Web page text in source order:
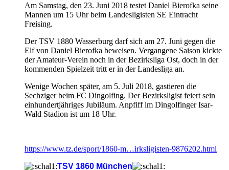
Am Samstag, den 23. Juni 2018 testet Daniel Bierofka seine
Mannen um 15 Uhr beim Landesligisten SE Eintracht
Freising.
Der TSV 1880 Wasserburg darf sich am 27. Juni gegen die
Elf von Daniel Bierofka beweisen. Vergangene Saison kickte
der Amateur-Verein noch in der Bezirksliga Ost, doch in der
kommenden Spielzeit tritt er in der Landesliga an.
Wenige Wochen später, am 5. Juli 2018, gastieren die
Sechziger beim FC Dingolfing. Der Bezirksligist feiert sein
einhundertjähriges Jubiläum. Anpfiff im Dingolfinger Isar-
Wald Stadion ist um 18 Uhr.
https://www.tz.de/sport/1860-m…irksligisten-9876202.html
TSV 1860 München